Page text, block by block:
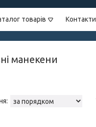
товарів Контакти
манекени